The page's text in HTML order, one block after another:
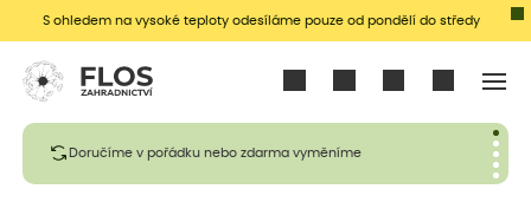
S ohledem na vysoké teploty odesíláme pouze od pondělí do středy
Doručíme v pořádku nebo zdarma vyměníme